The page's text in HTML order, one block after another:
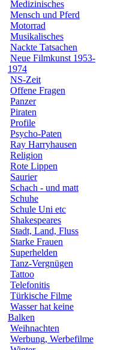
Medizinisches
Mensch und Pferd
Motorrad
Musikalisches
Nackte Tatsachen
Neue Filmkunst 1953-
1974
NS-Zeit
Offene Fragen
Panzer
Piraten
Profile
Psycho-Paten
Ray Harryhausen
Religion
Rote Lippen
Saurier
Schach - und matt
Schuhe
Schule Uni etc
Shakespeares
Stadt, Land, Fluss
Starke Frauen
Superhelden
Tanz-Vergnügen
Tattoo
Telefonitis
Türkische Filme
Wasser hat keine
Balken
Weihnachten
Werbung, Werbefilme